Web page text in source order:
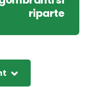
riparte